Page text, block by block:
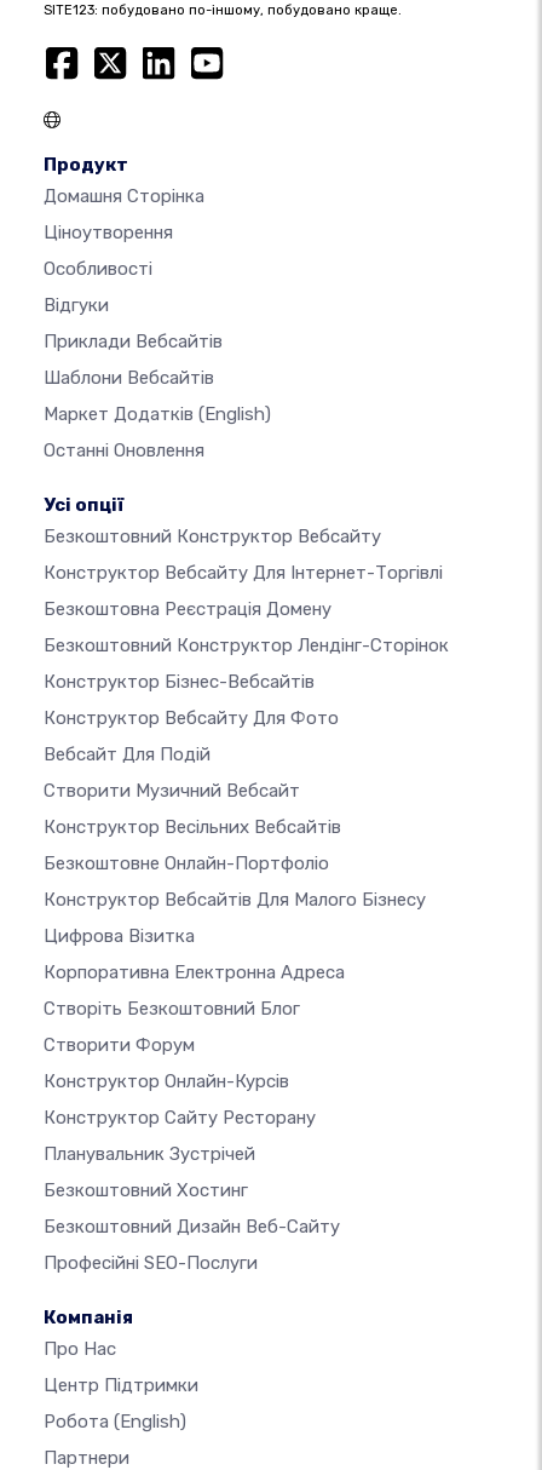
SITE123: побудовано по-іншому, побудовано краще.
Продукт
Домашня Сторінка
Ціноутворення
Особливості
Відгуки
Приклади Вебсайтів
Шаблони Вебсайтів
Маркет Додатків (English)
Останні Оновлення
Усі опції
Безкоштовний Конструктор Вебсайту
Конструктор Вебсайту Для Інтернет-Торгівлі
Безкоштовна Реєстрація Домену
Безкоштовний Конструктор Лендінг-Сторінок
Конструктор Бізнес-Вебсайтів
Конструктор Вебсайту Для Фото
Вебсайт Для Подій
Створити Музичний Вебсайт
Конструктор Весільних Вебсайтів
Безкоштовне Онлайн-Портфоліо
Конструктор Вебсайтів Для Малого Бізнесу
Цифрова Візитка
Корпоративна Електронна Адреса
Створіть Безкоштовний Блог
Створити Форум
Конструктор Онлайн-Курсів
Конструктор Сайту Ресторану
Планувальник Зустрічей
Безкоштовний Хостинг
Безкоштовний Дизайн Веб-Сайту
Професійні SEO-Послуги
Компанія
Про Нас
Центр Підтримки
Робота (English)
Партнери